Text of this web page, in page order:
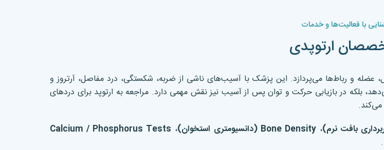
با فعالیت‌ها و خدمات
ارتوپدی
و رباط‌ها می‌پردازد. این پزشک با آسیب‌های ناشی از ضربه، شکستگی، درد مفاصل، آرتروز و
بلکه در بازیابی حرکت و توان پس از آسیب نیز نقش مهمی دارد. مراجعه به ارتوپد برای دردهای
می‌کند.
بافت نرم)،Bone Density ( دانسیومتری استخوان)، Calcium / Phosphorus Tests